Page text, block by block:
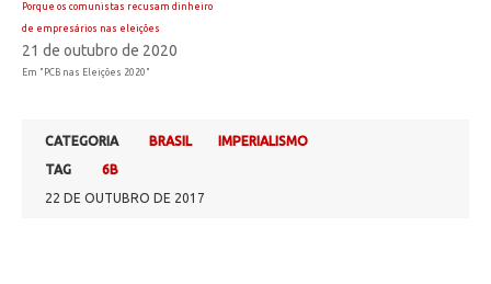
Porque os comunistas recusam dinheiro
de empresários nas eleições
21 de outubro de 2020
Em "PCB nas Eleições 2020"
CATEGORIA BRASIL
IMPERIALISMO
TAG
6B
22 DE OUTUBRO DE 2017